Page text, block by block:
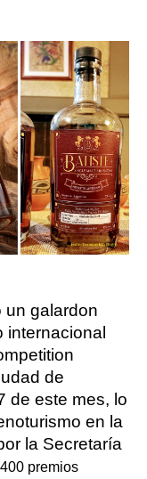
un galardon
internacional
de
de este mes, lo
en la
la Secretaría
premios